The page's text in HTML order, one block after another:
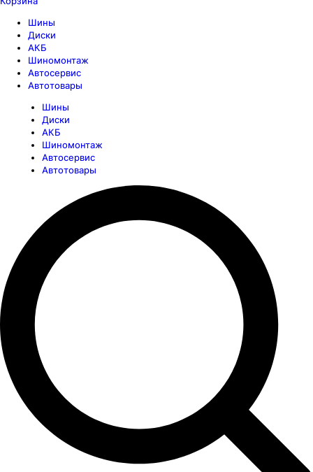
Шины
Диски
АКБ
Шиномонтаж
Автосервис
Автотовары
Шины
Диски
АКБ
Шиномонтаж
Автосервис
Автотовары